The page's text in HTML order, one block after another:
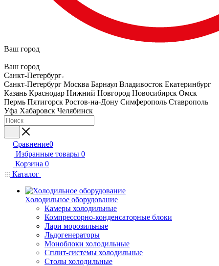
Ваш город
Ваш город
Санкт-Петербург
Санкт-Петербург Москва Барнаул Владивосток Екатеринбург
Казань Краснодар Нижний Новгород Новосибирск Омск
Пермь Пятигорск Ростов-на-Дону Симферополь Ставрополь
Уфа Хабаровск Челябинск
Сравнение0
Избранные товары 0
Корзина 0
Каталог
Холодильное оборудование
Камеры холодильные
Компрессорно-конденсаторные блоки
Лари морозильные
Льдогенераторы
Моноблоки холодильные
Сплит-системы холодильные
Столы холодильные